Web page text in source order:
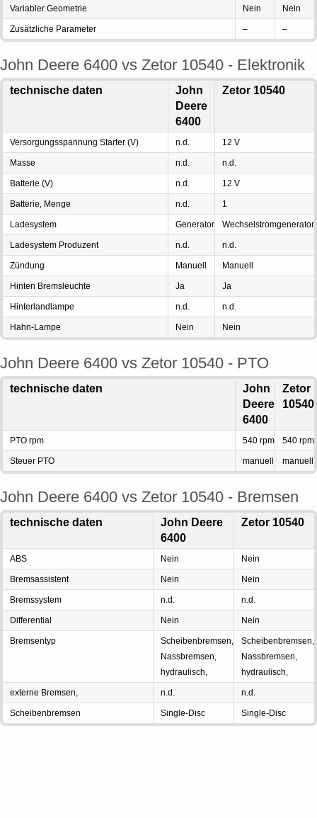
Variabler Geometrie Nein Nein
Zusätzliche Parameter – –
John Deere 6400 vs Zetor 10540 - Elektronik
technische daten
John
Deere
6400
Zetor 10540
Versorgungsspannung Starter (V) n.d. 12 V
Masse n.d. n.d.
Batterie (V) n.d. 12 V
Batterie, Menge n.d. 1
Ladesystem Generator Wechselstromgenerator
Ladesystem Produzent n.d. n.d.
Zündung Manuell Manuell
Hinten Bremsleuchte Ja Ja
Hinterlandlampe n.d. n.d.
Hahn-Lampe Nein Nein
John Deere 6400 vs Zetor 10540 - PTO
technische daten
John
Deere
6400
Zetor
10540
PTO rpm 540 rpm 540 rpm
Steuer PTO manuell manuell
John Deere 6400 vs Zetor 10540 - Bremsen
technische daten
John Deere
6400
Zetor 10540
ABS Nein Nein
Bremsassistent Nein Nein
Bremssystem n.d. n.d.
Differential Nein Nein
Bremsentyp
Scheibenbremsen,
Nassbremsen,
hydraulisch,
Scheibenbremsen,
Nassbremsen,
hydraulisch,
externe Bremsen, n.d. n.d.
Scheibenbremsen Single-Disc Single-Disc